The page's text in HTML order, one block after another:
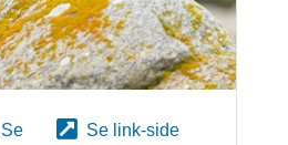
Se
Se link-side